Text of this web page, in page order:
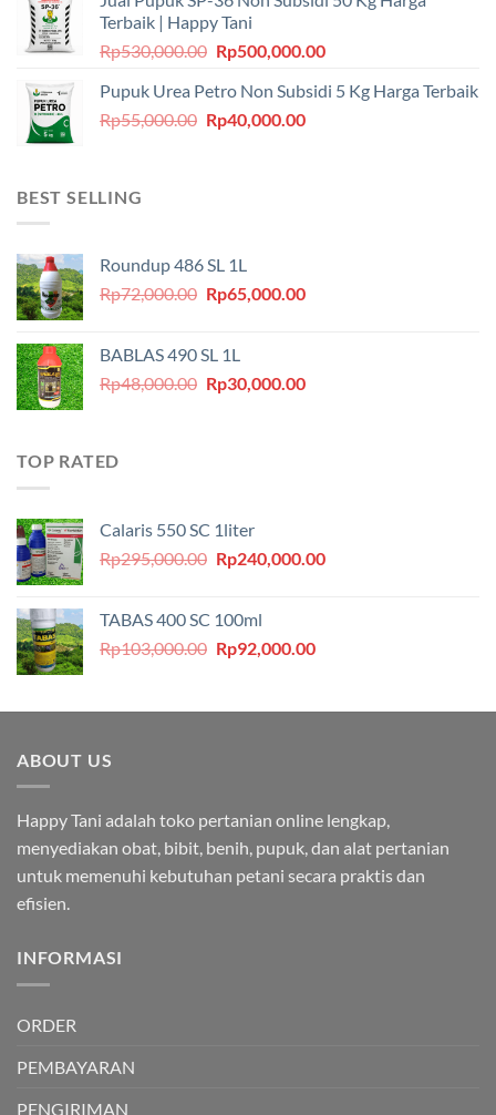
Terbaik | Happy Tani
Rp530,000.00 Harga
adalah:
Rp530,000.00.
Rp500,000.00Harga
ini
Pupuk Urea Petro Non Subsidi 5 Kg Harga Terbaik
Rp55,000.00 Harga
Rp40,000.00Harga
BEST SELLING
Roundup 486 SL 1L
Rp72,000.00 Harga
Rp72,000.00.
Rp65,000.00Harga
Rp65,000.00.
BABLAS 490 SL 1L
Rp48,000.00 Harga
Rp30,000.00Harga
TOP RATED
Calaris 550 SC 1liter
Rp295,000.00 Harga
Rp295,000.00.
Rp240,000.00Harga
TABAS 400 SC 100ml
Rp103,000.00 Harga
Rp103,000.00.
Rp92,000.00Harga
adalah:
ABOUT US
Happy Tani adalah toko pertanian online lengkap,
menyediakan obat, bibit, benih, pupuk, dan alat pertanian
untuk memenuhi kebutuhan petani secara praktis dan
efisien.
INFORMASI
ORDER
PEMBAYARAN
PENGIRIMAN